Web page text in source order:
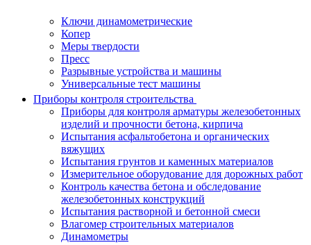
Ключи динамометрические
Копер
Меры твердости
Пресс
Разрывные устройства и машины
Универсальные тест машины
Приборы контроля строительства
Приборы для контроля арматуры железобетонных
изделий и прочности бетона, кирпича
Испытания асфальтобетона и органических
вяжущих
Испытания грунтов и каменных материалов
Измерительное оборудование для дорожных работ
Контроль качества бетона и обследование
железобетонных конструкций
Испытания растворной и бетонной смеси
Влагомер строительных материалов
Динамометры